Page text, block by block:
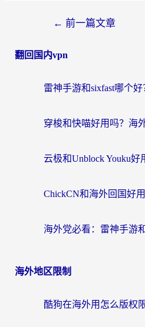
← 前一篇文章
翻回国内vpn
海外地区限制